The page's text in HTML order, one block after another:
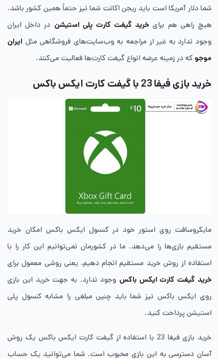
شما دلار آمریکا است باید ریجن اکانت شما نیز حتماً همین کشور باشد.
هیچ راهی هم برای خرید گیفت ‌کارت پلی‌ استیشن در داخل ایران
وجود ندارد به ‌غیر از مراجعه به وب‌سایت‌های فروشگاهی مثل ایران
موجو که در زمینه عرضه انواع گیفت کارت‌ها فعالیت می‌کنند.
خرید بازی فیفا 23 با گیفت‌ کارت ایکس ‌باکس
مایکروسافت روی استور خود در کنسول ایکس‌ باکس امکان خرید
مستقیم بازی‌ها را می‌دهد. ما در کشورمان نمی‌توانیم این کار را با
استفاده از روش خرید مستقیم انجام دهیم، یعنی روشی معمول برای
خرید گیفت‌ کارت ایکس‌ باکس وجود ندارد. به جهت خرید این بازی
روی ایکس ‌باکس نیز شما باید چنین مبلغی را مشابه کنسول پلی‌
استیشن پرداخت کنید.
خرید بازی فیفا 23 با استفاده از گیفت ‌کارت ایکس ‌باکس یک روش
آسان دسترسی به این بازی محبوب است. شما می‌توانید یک حساب